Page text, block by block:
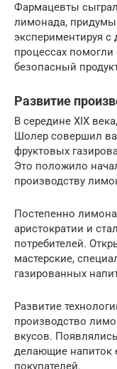
Фармацевты
лимонада,
экспериментируя
процессах
безопасный
Развитие
В середине XIX
Шолер совершил
фруктовых
Это положило
производству
Постепенно
аристократии и
потребителей.
мастерские,
газированных
Развитие
производство
вкусов.
делающие напиток
покупателей.